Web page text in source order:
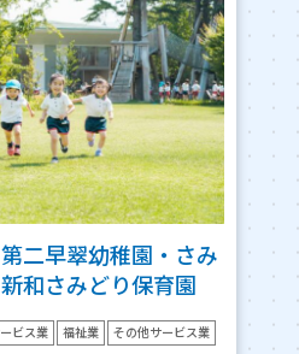
二早翠幼稚園・さみ
和さみどり保育園
ビス業 福祉業 その他サービス業